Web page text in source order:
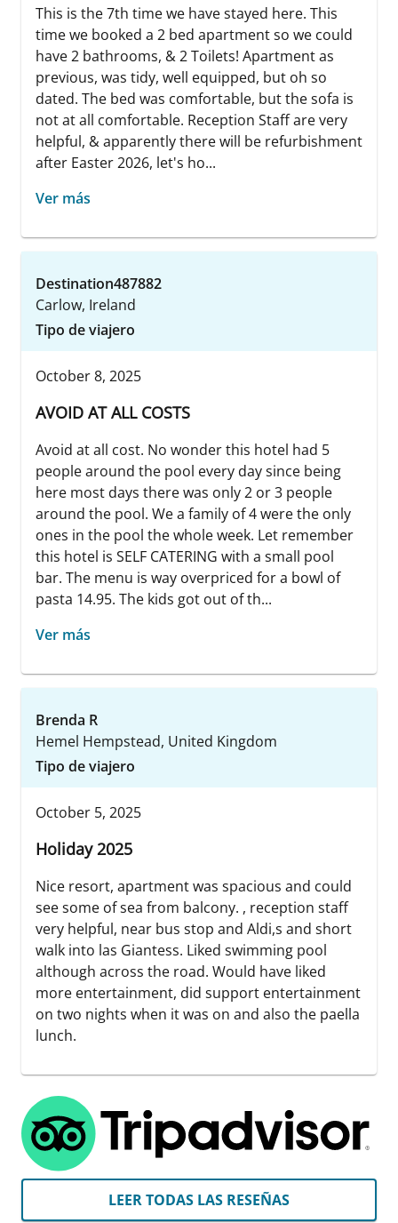
This is the 7th time we have stayed here. This
time we booked a 2 bed apartment so we could
have 2 bathrooms, & 2 Toilets! Apartment as
previous, was tidy, well equipped, but oh so
dated. The bed was comfortable, but the sofa is
not at all comfortable. Reception Staff are very
helpful, & apparently there will be refurbishment
after Easter 2026, let's ho...
Ver más
Destination487882
Carlow, Ireland
Tipo de viajero
October 8, 2025
AVOID AT ALL COSTS
Avoid at all cost. No wonder this hotel had 5
people around the pool every day since being
here most days there was only 2 or 3 people
around the pool. We a family of 4 were the only
ones in the pool the whole week. Let remember
this hotel is SELF CATERING with a small pool
bar. The menu is way overpriced for a bowl of
pasta 14.95. The kids got out of th...
Ver más
Brenda R
Hemel Hempstead, United Kingdom
Tipo de viajero
October 5, 2025
Holiday 2025
Nice resort, apartment was spacious and could
see some of sea from balcony. , reception staff
very helpful, near bus stop and Aldi,s and short
walk into las Giantess. Liked swimming pool
although across the road. Would have liked
more entertainment, did support entertainment
on two nights when it was on and also the paella
lunch.
LEER TODAS LAS RESEÑAS